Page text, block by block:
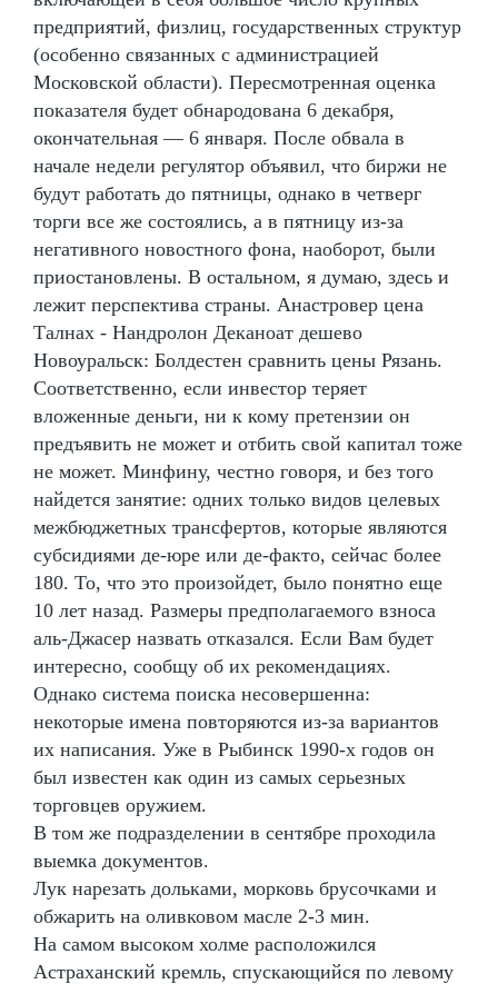
предприятий, физлиц, государственных структур
(особенно связанных с администрацией
Московской области). Пересмотренная оценка
показателя будет обнародована 6 декабря,
окончательная — 6 января. После обвала в
начале недели регулятор объявил, что биржи не
будут работать до пятницы, однако в четверг
торги все же состоялись, а в пятницу из-за
негативного новостного фона, наоборот, были
приостановлены. В остальном, я думаю, здесь и
лежит перспектива страны. Анастровер цена
Талнах - Нандролон Деканоат дешево
Новоуральск: Болдестен сравнить цены Рязань.
Соответственно, если инвестор теряет
вложенные деньги, ни к кому претензии он
предъявить не может и отбить свой капитал тоже
не может. Минфину, честно говоря, и без того
найдется занятие: одних только видов целевых
межбюджетных трансфертов, которые являются
субсидиями де-юре или де-факто, сейчас более
180. То, что это произойдет, было понятно еще
10 лет назад. Размеры предполагаемого взноса
аль-Джасер назвать отказался. Если Вам будет
интересно, сообщу об их рекомендациях.
Однако система поиска несовершенна:
некоторые имена повторяются из-за вариантов
их написания. Уже в Рыбинск 1990-х годов он
был известен как один из самых серьезных
торговцев оружием.
В том же подразделении в сентябре проходила
выемка документов.
Лук нарезать дольками, морковь брусочками и
обжарить на оливковом масле 2-3 мин.
На самом высоком холме расположился
Астраханский кремль, спускающийся по левому